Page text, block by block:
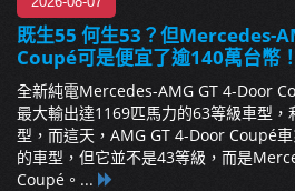
既生55 何生53？但Mercedes-
Coupé可是便宜了逾140萬台幣！
全新純電Mercedes-AMG GT 4-Door
最大輸出達1169匹馬力的63等級車型
型，而這天，AMG GT 4-Door Coupé
的車型，但它並不是43等級，而是
Coupé。...